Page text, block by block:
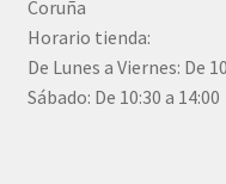
Coruña
Horario tienda:
De Lunes a Viernes: De
Sábado: De 10:30 a 14:00